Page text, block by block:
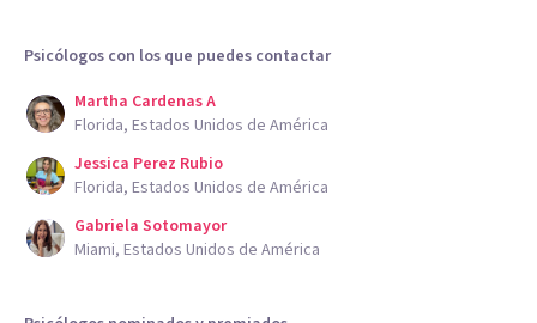
Psicólogos con los que puedes contactar
Martha Cardenas A
Florida, Estados Unidos de América
Jessica Perez Rubio
Florida, Estados Unidos de América
Gabriela Sotomayor
Miami, Estados Unidos de América